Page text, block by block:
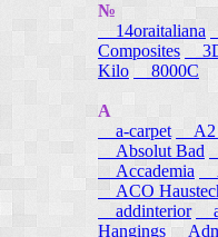
№
14oraitaliana
Composites
Kilo
8000C
A
a-carpet
A2
Absolut Bad
Accademia
ACO
addinterior
Hangings